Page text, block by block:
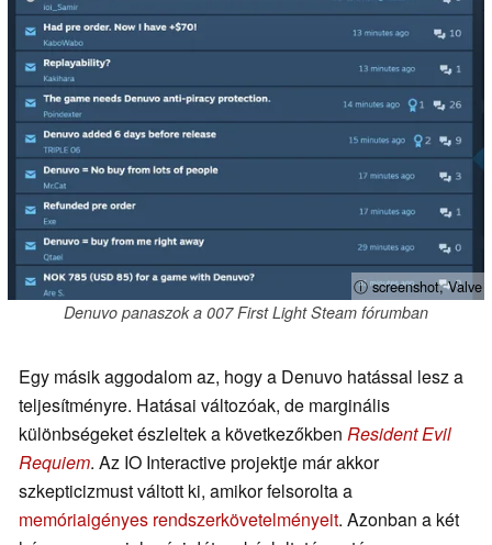
ⓘ screenshot, Valve
Denuvo panaszok a 007 First Light Steam fórumban
Egy másik aggodalom az, hogy a Denuvo hatással lesz a
teljesítményre. Hatásai változóak, de marginális
különbségeket észleltek a következőkben Resident Evil
Requiem. Az IO Interactive projektje már akkor
szkepticizmust váltott ki, amikor felsorolta a
memóriaigényes rendszerkövetelményeit. Azonban a két